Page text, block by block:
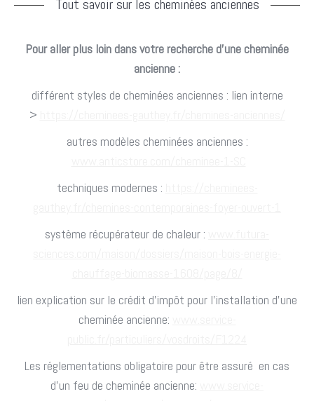
Tout savoir sur les cheminées anciennes
Pour aller plus loin dans votre recherche d’une cheminée
ancienne :
différent styles de cheminées anciennes : lien interne
>
autres modèles cheminées anciennes :
techniques modernes :
système récupérateur de chaleur :
lien explication sur le crédit d’impôt pour l’installation d’une
cheminée ancienne:
Les réglementations obligatoire pour être assuré en cas
d’un feu de cheminée ancienne: